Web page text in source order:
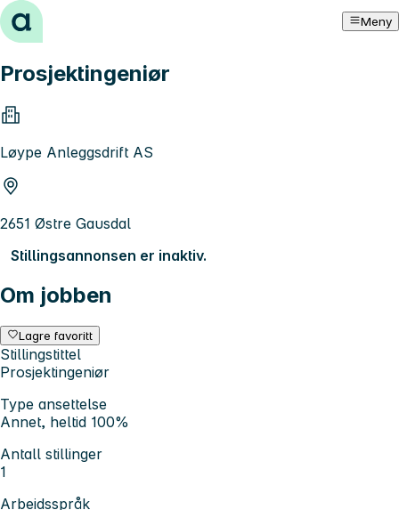
Hopp til innhold Meny
Prosjektingeniør
Løype Anleggsdrift AS
2651 Østre Gausdal
Stillingsannonsen er inaktiv.
Om jobben
Lagre favoritt
Stillingstittel
Prosjektingeniør
Type ansettelse
Annet, heltid 100%
Antall stillinger
1
Arbeidsspråk